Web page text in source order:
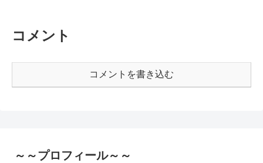
コメント
コメントを書き込む
～～プロフィール～～